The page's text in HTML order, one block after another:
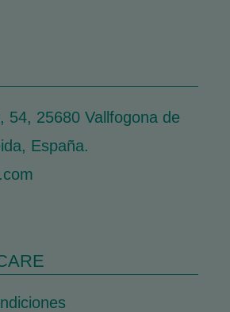
54, 25680 Vallfogona de
España.